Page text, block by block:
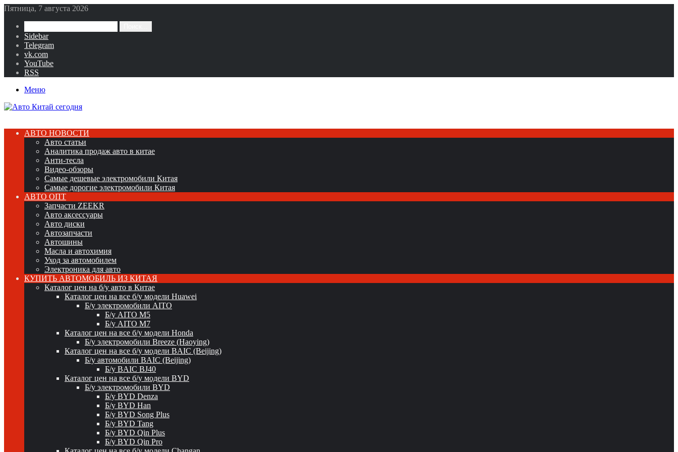
Пятница, 7 августа 2026
Sidebar
Telegram
vk.com
YouTube
RSS
Меню
АВТО НОВОСТИ
Авто статьи
Аналитика продаж авто в китае
Анти-тесла
Видео-обзоры
Самые дешевые электромобили Китая
Самые дорогие электромобили Китая
АВТО ОПТ
Запчасти ZEEKR
Авто аксессуары
Авто диски
Автозапчасти
Автошины
Масла и автохимия
Уход за автомобилем
Электроника для авто
КУПИТЬ АВТОМОБИЛЬ ИЗ КИТАЯ
Каталог цен на б/у авто в Китае
Каталог цен на все б/у модели Huawei
Б/у электромобили AITO
Б/у AITO M5
Б/у AITO M7
Каталог цен на все б/у модели Honda
Б/у электромобили Breeze (Haoying)
Каталог цен на все б/у модели BAIC (Beijing)
Б/у автомобили BAIC (Beijing)
Б/у BAIC BJ40
Каталог цен на все б/у модели BYD
Б/у электромобили BYD
Б/у BYD Denza
Б/у BYD Han
Б/у BYD Song Plus
Б/у BYD Tang
Б/у BYD Qin Plus
Б/у BYD Qin Pro